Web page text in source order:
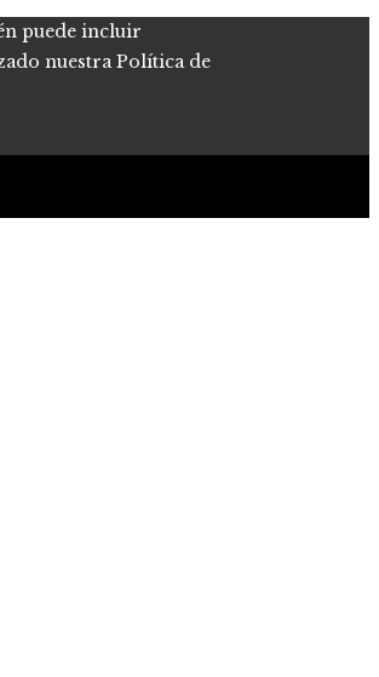
puede incluir
nuestra Política de